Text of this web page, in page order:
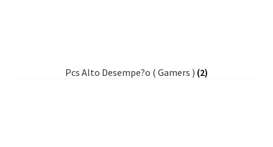
Pcs Alto Desempe?o ( Gamers ) (2)